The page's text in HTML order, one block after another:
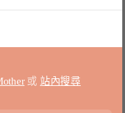
或 站內搜尋